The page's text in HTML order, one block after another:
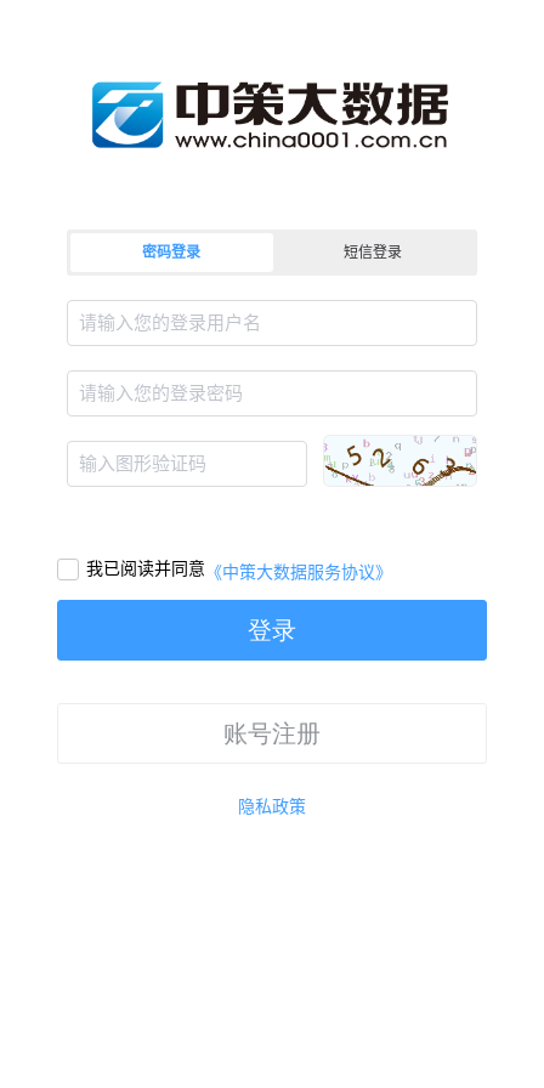
密码登录 短信登录
请输入您的登录用户名
请输入您的登录密码
输入图形验证码
我已阅读并同意 《中策大数据服务协议》
登录
账号注册
隐私政策